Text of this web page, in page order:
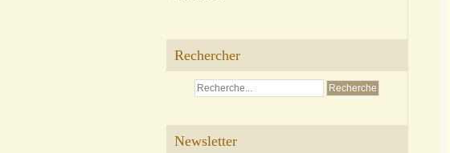
Rechercher
Newsletter